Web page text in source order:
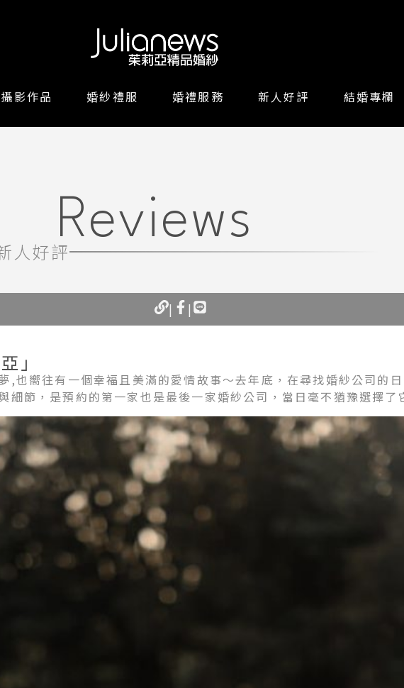
攝影作品 婚紗禮服 婚禮服務 新人好評 結婚專欄
Reviews
人好評
| |
」
,也嚮往有一個幸福且美滿的愛情故事～去年底，在尋找婚紗公司的
細節，是預約的第一家也是最後一家婚紗公司，當日毫不猶豫選擇了